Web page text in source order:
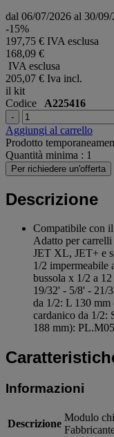
dal 06/07/2026 al 30/
-15%
197,75 € IVA esclusa
168,09 €
IVA esclusa
205,07 € Iva incl.
il kit
Codice A225416
-
Aggiungi al carrello
Prodotto
Quantità minima : 1
Per richiedere un'offerta
Descrizione
Compatibile con
Adatto per
JET XL, JET+ e
1/2 impermeabile
bussola x 1/2 a
19/32' - 5/8' - 21/
da 1/2: L 130
cardanico da 1/2:
188 mm):
Informazioni
Descrizione
Modulo